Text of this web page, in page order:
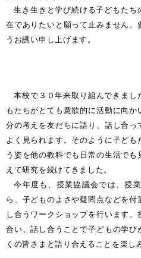
生き生きと学び続ける子どもた
在でありたいと願って止みません。
うお誘い申し上げます。
本校で３０年来取り組んできま
もたちがとても意欲的に活動に向
分の考えを友だちに語り、話し合
よく見られます。そのように子ど
う姿を他の教科でも日常の生活で
えて研究を続けてきました。
今年度も、授業協議会では、授
ら、子どものよさや疑問点などを
し合うワークショップを行います
合い、話し合うことで子どもの学
くの皆さまと語り合えることを楽し